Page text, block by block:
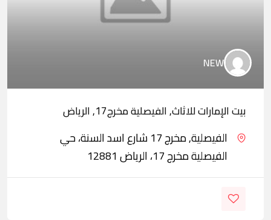
NEW
بيت الإمارات للاثاث, الفيصلية مخرج17, الرياض
الفيصلية, مخرج 17 شارع اسد السنة، حي
الفيصلية مخرج 17، الرياض 12881